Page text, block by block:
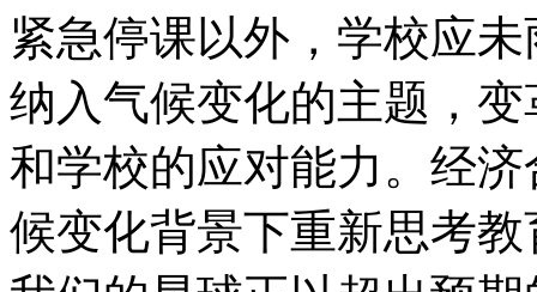
紧急停课以外，学校应
纳入气候变化的主题，
和学校的应对能力。经
候变化背景下重新思考